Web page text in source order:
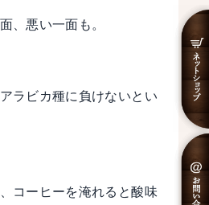
、悪い一面も。
ラビカ種に負けないとい
コーヒーを淹れると酸味